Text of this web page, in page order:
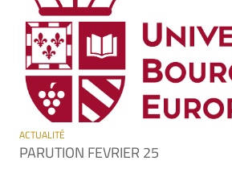
ACTUALITÉ
PARUTION FEVRIER 25